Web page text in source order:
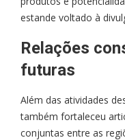
estande voltado à
Relações
futuras
Além das atividades
também fortaleceu
conjuntas entre as